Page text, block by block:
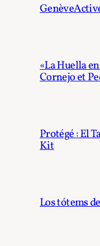
«La Huella
Cornejo et
Protégé : El
Kit
Los tótems